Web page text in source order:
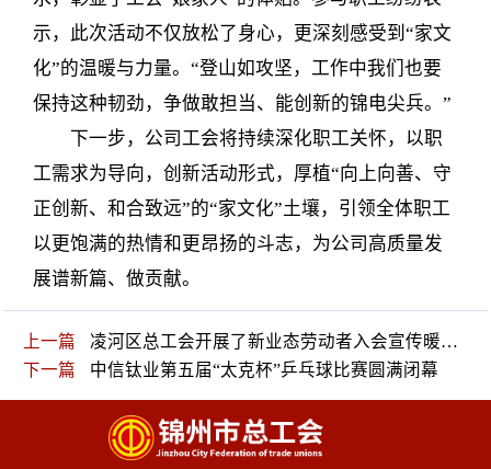
示，此次活动不仅放松了身心，更深刻感受到“家文
化”的温暖与力量。“登山如攻坚，工作中我们也要
保持这种韧劲，争做敢担当、能创新的锦电尖兵。”
下一步，公司工会将持续深化职工关怀，以职
工需求为导向，创新活动形式，厚植“向上向善、守
正创新、和合致远”的“家文化”土壤，引领全体职工
以更饱满的热情和更昂扬的斗志，为公司高质量发
展谱新篇、做贡献。
上一篇
凌河区总工会开展了新业态劳动者入会宣传暖心服务活动
下一篇
中信钛业第五届“太克杯”乒乓球比赛圆满闭幕